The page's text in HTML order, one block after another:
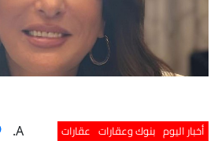
أخبار اليوم بنوك وعقارات عقارات .A